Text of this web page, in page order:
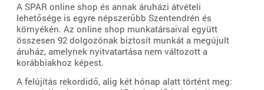
A SPAR online shop és annak áruházi átvételi
lehetősége is egyre népszerűbb Szentendrén és
környékén. Az online shop munkatársaival együtt
összesen 92 dolgozónak biztosít munkát a megújult
áruház, amelynek nyitvatartása nem változott a
korábbiakhoz képest.
A felújítás rekordidő, alig két hónap alatt történt meg: